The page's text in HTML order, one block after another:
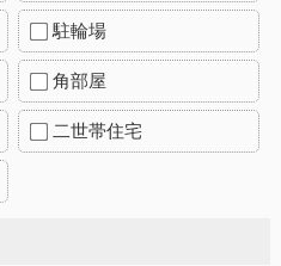
駐輪場
角部屋
二世帯住宅